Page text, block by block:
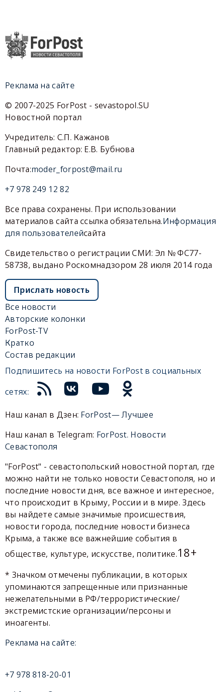
Реклама на сайте
© 2007-2025 ForPost - sevastopol.SU
Новостной портал
Учредитель: С.П. Кажанов
Главный редактор: Е.В. Бубнова
Почта:moder_forpost@mail.ru
+7 978 249 12 82
Все права сохранены. При использовании
материалов сайта ссылка обязательна.Информация
для пользователейсайта
Свидетельство о регистрации СМИ: Эл № ФС77-
58738, выдано Роскомнадзором 28 июля 2014 года
Прислать новость
Все новости
Авторские колонки
ForPost-TV
Кратко
Состав редакции
Подпишитесь на новости ForPost в социальных
сетях:
Наш канал в Дзен: ForPost— Лучшее
Наш канал в Telegram: ForPost. Новости
Севастополя
"ForPost" - севастопольский новостной портал, где
можно найти не только новости Севастополя, но и
последние новости дня, все важное и интересное,
что происходит в Крыму, России и в мире. Здесь
вы найдете самые значимые происшествия,
новости города, последние новости бизнеса
Крыма, а также все важнейшие события в
обществе, культуре, искусстве, политике.18+
* Значком отмечены публикации, в которых
упоминаются запрещенные или признанные
нежелательными в РФ/террористические/
экстремистские организации/персоны и
иноагенты.
Реклама на сайте:
+7 978 818-20-01